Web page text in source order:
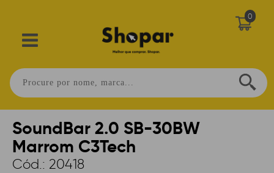
0
SoundBar 2.0 SB-30BW
Marrom C3Tech
Cód.: 20418